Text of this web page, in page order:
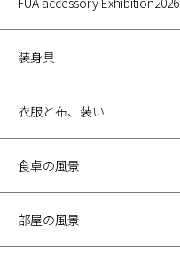
装身具
衣服と布、装い
食卓の風景
部屋の風景